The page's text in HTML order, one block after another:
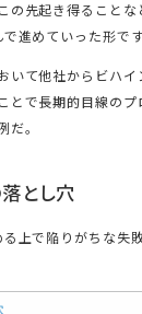
の先起き得ることな
進めていった形です
いて他社からビハイ
とで長期的目線のプ
だ。
とし穴
上で陥りがちな失